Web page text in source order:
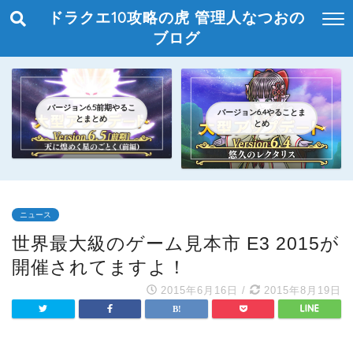
ドラクエ10攻略の虎 管理人なつおの
ブログ
バージョン6.5前期やるこ
とまとめ
バージョン6.4やることま
とめ
ニュース
世界最大級のゲーム見本市 E3 2015が
開催されてますよ！
2015年6月16日 / 2015年8月19日